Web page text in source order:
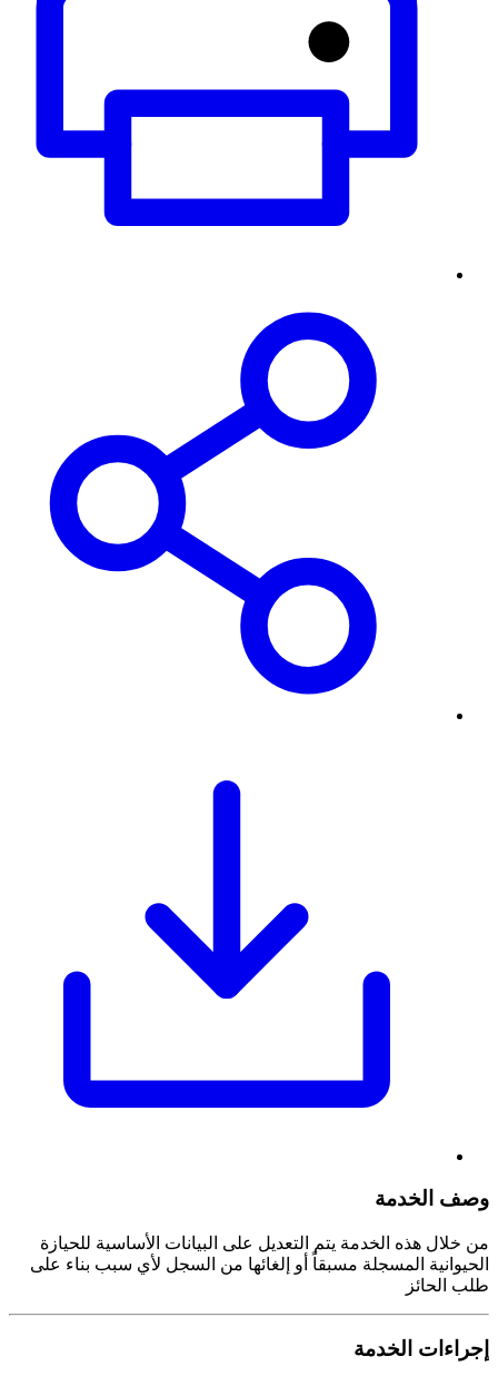
وصف الخدمة
من خلال هذه الخدمة يتم التعديل على البيانات الأساسية للحيازة
الحيوانية المسجلة مسبقاً أو إلغائها من السجل لأي سبب بناء على
طلب الحائز
إجراءات الخدمة